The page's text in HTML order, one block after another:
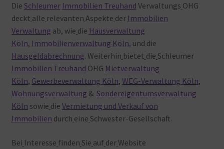
Die Schleumer Immobilien Treuhand Verwaltungs OHG
deckt alle relevanten Aspekte der Immobilien
Verwaltung ab, wie die Hausverwaltung
Köln, Immobilienverwaltung Köln, und die
Hausgeldabrechnung. Weiterhin bietet die Schleumer
Immobilien Treuhand OHG Mietverwaltung
Köln, Gewerbeverwaltung Köln, WEG-Verwaltung Köln,
Wohnungsverwaltung & Sondereigentumsverwaltung
Köln sowie die Vermietung und Verkauf von
Immobilien durch eine Schwester-Gesellschaft.
Bei Interesse finden Sie auf der Website